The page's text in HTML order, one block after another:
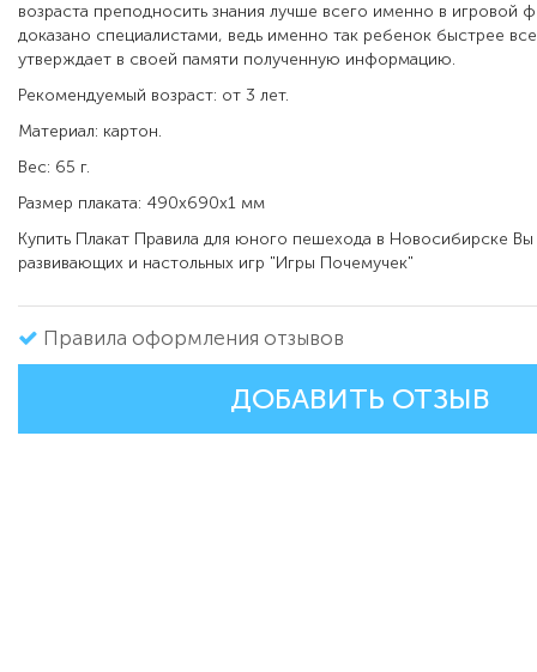
возраста преподносить знания лучше всего именно в игровой
доказано специалистами, ведь именно так ребенок быстрее
утверждает в своей памяти полученную информацию.
Рекомендуемый возраст: от 3 лет.
Материал: картон.
Вес: 65 г.
Размер плаката: 490х690х1 мм
Купить Плакат Правила для юного пешехода в Новосибирске
развивающих и настольных игр "Игры Почемучек"
Правила оформления отзывов
ДОБАВИТЬ ОТЗЫВ